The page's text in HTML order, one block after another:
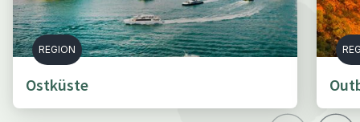
REGION
Ostküste